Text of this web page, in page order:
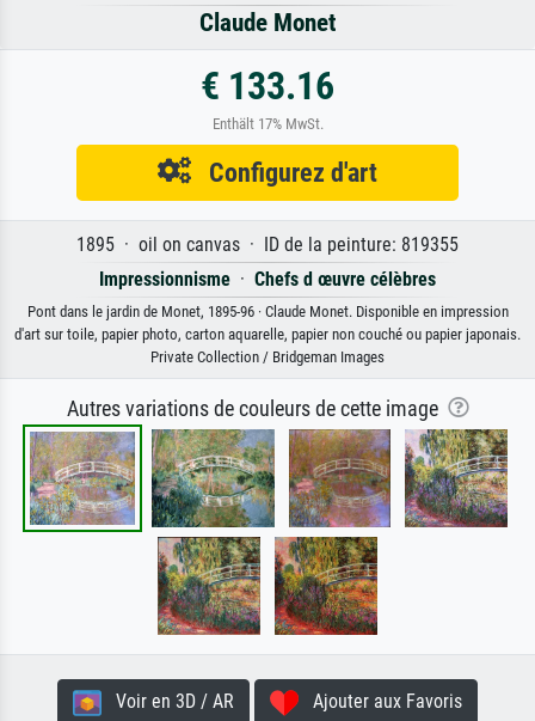
Claude Monet
€ 133.16
Enthält 17% MwSt.
Configurez d'art
1895 · oil on canvas · ID de la peinture: 819355
Impressionnisme · Chefs d œuvre célèbres
Pont dans le jardin de Monet, 1895-96 · Claude Monet. Disponible en impression
d'art sur toile, papier photo, carton aquarelle, papier non couché ou papier japonais.
Private Collection / Bridgeman Images
Autres variations de couleurs de cette image
Voir en 3D / AR Ajouter aux Favoris